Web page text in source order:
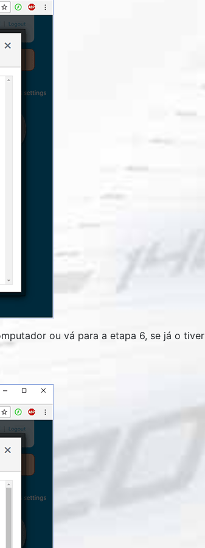
ou vá para a etapa 6, se já o tiver